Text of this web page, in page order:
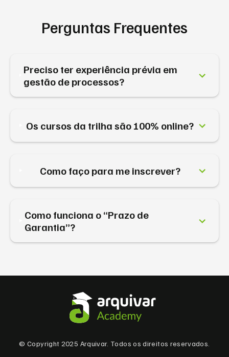
Perguntas Frequentes
Preciso ter experiência prévia em
gestão de processos?
Os cursos da trilha são 100% online?
Como faço para me inscrever?
Como funciona o “Prazo de
Garantia”?
© Copyright 2025 Arquivar. Todos os direitos reservados.